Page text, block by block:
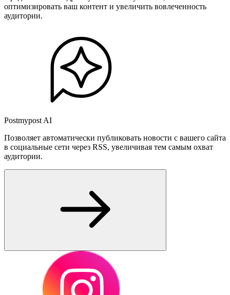
оптимизировать ваш контент и увеличить вовлеченность
аудитории.
Postmypost AI
Позволяет автоматически публиковать новости с вашего сайта
в социальные сети через RSS, увеличивая тем самым охват
аудитории.